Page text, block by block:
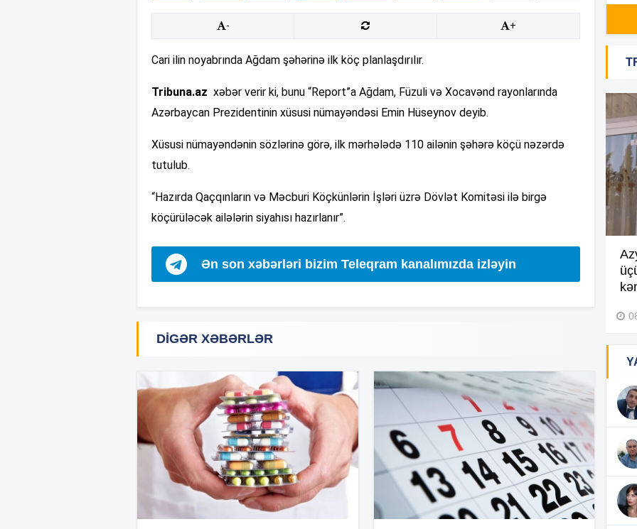
- +
Cari ilin noyabrında Ağdam şəhərinə ilk köç planlaşdırılır.
Tribuna.az xəbər verir ki, bunu “Report”a Ağdam, Füzuli və Xocavənd rayonlarında
Azərbaycan Prezidentinin xüsusi nümayəndəsi Emin Hüseynov deyib.
Xüsusi nümayəndənin sözlərinə görə, ilk mərhələdə 110 ailənin şəhərə köçü nəzərdə
tutulub.
“Hazırda Qaçqınların və Məcburi Köçkünlərin İşləri üzrə Dövlət Komitəsi ilə birgə
köçürüləcək ailələrin siyahısı hazırlanır”.
Ən son xəbərləri bizim Teleqram kanalımızda izləyin
DIGƏR XƏBƏRLƏR
acınacaqlı durumda –